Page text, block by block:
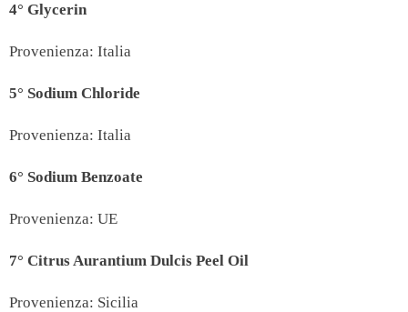
4° Glycerin
Provenienza: Italia
5° Sodium Chloride
Provenienza: Italia
6° Sodium Benzoate
Provenienza: UE
7° Citrus Aurantium Dulcis Peel Oil
Provenienza: Sicilia